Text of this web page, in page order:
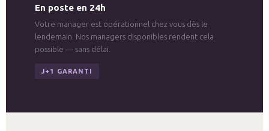
En poste en 24h
Votre manager est opérationnel chez vous dès le
lendemain. Nos managers disponibles rendent cela
possible — sans délai.
J+1 GARANTI